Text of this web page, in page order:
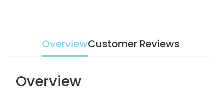
OverviewCustomer Reviews
Overview